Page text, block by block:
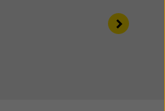
Right
izvēles rūtiņas. Jūs varat atsaukt
laikā ar turpmāku spēku un